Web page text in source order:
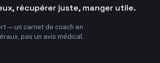
récupérer juste, manger utile.
— un carnet de coach en
pas un avis médical.